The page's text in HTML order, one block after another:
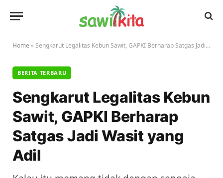
Home »Sengkarut Legalitas Kebun Sawit, GAPKI Berharap Satgas Jadi Wasit yang Adil
BERITA TERBARU
Sengkarut Legalitas Kebun
Sawit, GAPKI Berharap
Satgas Jadi Wasit yang
Adil